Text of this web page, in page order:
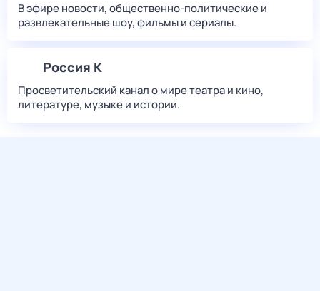
В эфире новости, общественно-политические и
развлекательные шоу, фильмы и сериалы.
Россия К
Просветительский канал о мире театра и кино,
литературе, музыке и истории.